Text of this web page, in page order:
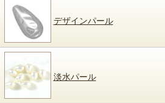
デザインパール
淡水パール